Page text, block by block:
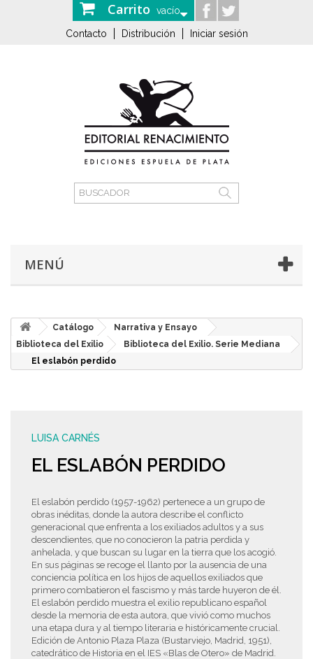
Carrito vacío
Contacto Distribución Iniciar sesión
MENÚ
Catálogo
Narrativa y Ensayo
Biblioteca del Exilio
Biblioteca del Exilio. Serie Mediana
El eslabón perdido
LUISA CARNÉS
EL ESLABÓN PERDIDO
El eslabón perdido (1957-1962) pertenece a un grupo de
obras inéditas, donde la autora describe el conflicto
generacional que enfrenta a los exiliados adultos y a sus
descendientes, que no conocieron la patria perdida y
anhelada, y que buscan su lugar en la tierra que los acogió.
En sus páginas se recoge el llanto por la ausencia de una
conciencia política en los hijos de aquellos exiliados que
primero combatieron el fascismo y más tarde huyeron de él.
El eslabón perdido muestra el exilio republicano español
desde la memoria de esta autora, que vivió como muchos
una etapa dura y al tiempo literaria e históricamente crucial.
Edición de Antonio Plaza Plaza (Bustarviejo, Madrid, 1951),
catedrático de Historia en el IES «Blas de Otero» de Madrid.